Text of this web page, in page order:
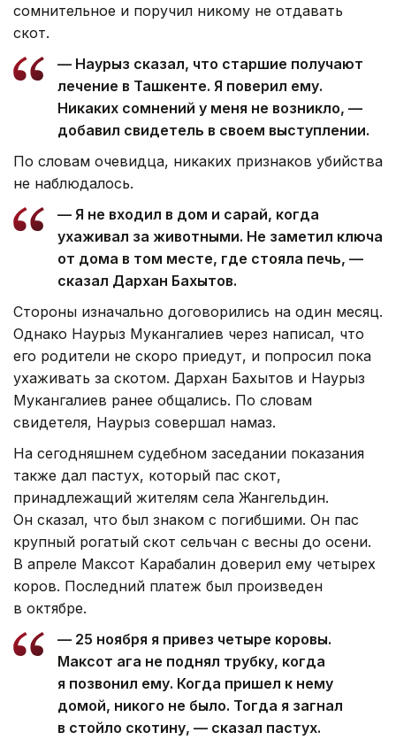
сомнительное и поручил никому не отдавать
скот.
— Наурыз сказал, что старшие получают
лечение в Ташкенте. Я поверил ему.
Никаких сомнений у меня не возникло, —
добавил свидетель в своем выступлении.
По словам очевидца, никаких признаков убийства
не наблюдалось.
— Я не входил в дом и сарай, когда
ухаживал за животными. Не заметил ключа
от дома в том месте, где стояла печь, —
сказал Дархан Бахытов.
Стороны изначально договорились на один месяц.
Однако Наурыз Мукангалиев через написал, что
его родители не скоро приедут, и попросил пока
ухаживать за скотом. Дархан Бахытов и Наурыз
Мукангалиев ранее общались. По словам
свидетеля, Наурыз совершал намаз.
На сегодняшнем судебном заседании показания
также дал пастух, который пас скот,
принадлежащий жителям села Жангельдин.
Он сказал, что был знаком с погибшими. Он пас
крупный рогатый скот сельчан с весны до осени.
В апреле Максот Карабалин доверил ему четырех
коров. Последний платеж был произведен
в октябре.
— 25 ноября я привез четыре коровы.
Максот ага не поднял трубку, когда
я позвонил ему. Когда пришел к нему
домой, никого не было. Тогда я загнал
в стойло скотину, — сказал пастух.